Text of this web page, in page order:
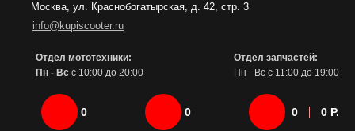
Москва, ул. Краснобогатырская, д. 42, стр. 3
info@kupiscooter.ru
Отдел мототехники:
Пн - Вс с 10:00 до 20:00
Отдел запчастей:
Пн - Вс с 11:00 до 19:00
0 0 0 0 Р.